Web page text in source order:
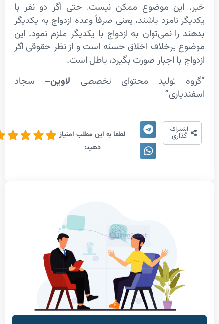
موضوع ممکن نیست. حتی اگر دو نفر با
نامزد باشند، یعنی صرفاً وعده‌ ازدواج به یکدیگر
نمی‌توان به ازدواج با یکدیگر ملزم نمود. این
برخلاف اخلاق حسنه است و از نظر حقوقی اگر
با اجبار صورت بگیرد، باطل است.
تولید محتوای تخصصیلاوین– سجاد
لطفا به این مطلب امتیاز
(2